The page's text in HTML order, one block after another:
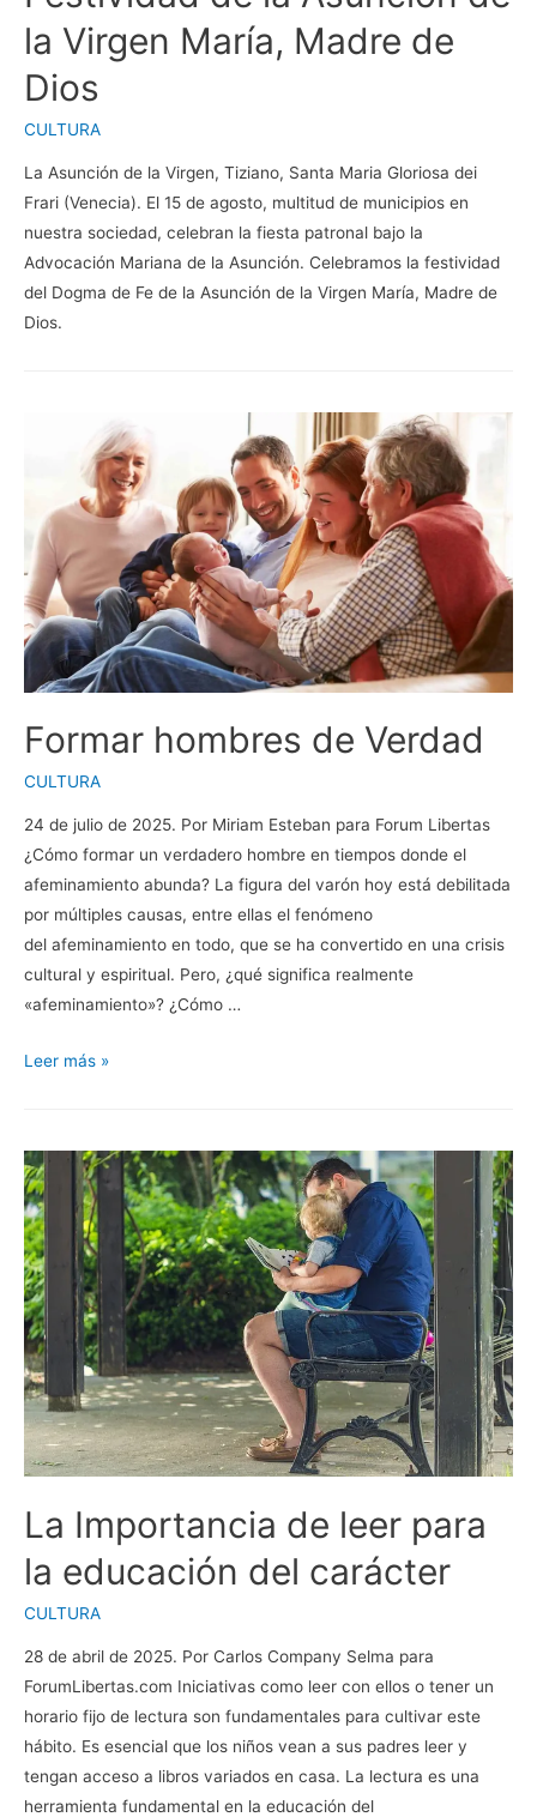
la Virgen María, Madre de
Dios
CULTURA
La Asunción de la Virgen, Tiziano, Santa Maria Gloriosa dei
Frari (Venecia). El 15 de agosto, multitud de municipios en
nuestra sociedad, celebran la fiesta patronal bajo la
Advocación Mariana de la Asunción. Celebramos la festividad
del Dogma de Fe de la Asunción de la Virgen María, Madre de
Dios.
Formar hombres de Verdad
CULTURA
24 de julio de 2025. Por Miriam Esteban para Forum Libertas
¿Cómo formar un verdadero hombre en tiempos donde el
afeminamiento abunda? La figura del varón hoy está debilitada
por múltiples causas, entre ellas el fenómeno
del afeminamiento en todo, que se ha convertido en una crisis
cultural y espiritual. Pero, ¿qué significa realmente
«afeminamiento»? ¿Cómo …
Formar
Verdad
Leer más »
La Importancia de leer para
la educación del carácter
CULTURA
28 de abril de 2025. Por Carlos Company Selma para
ForumLibertas.com Iniciativas como leer con ellos o tener un
horario fijo de lectura son fundamentales para cultivar este
hábito. Es esencial que los niños vean a sus padres leer y
tengan acceso a libros variados en casa. La lectura es una
herramienta fundamental en la educación del